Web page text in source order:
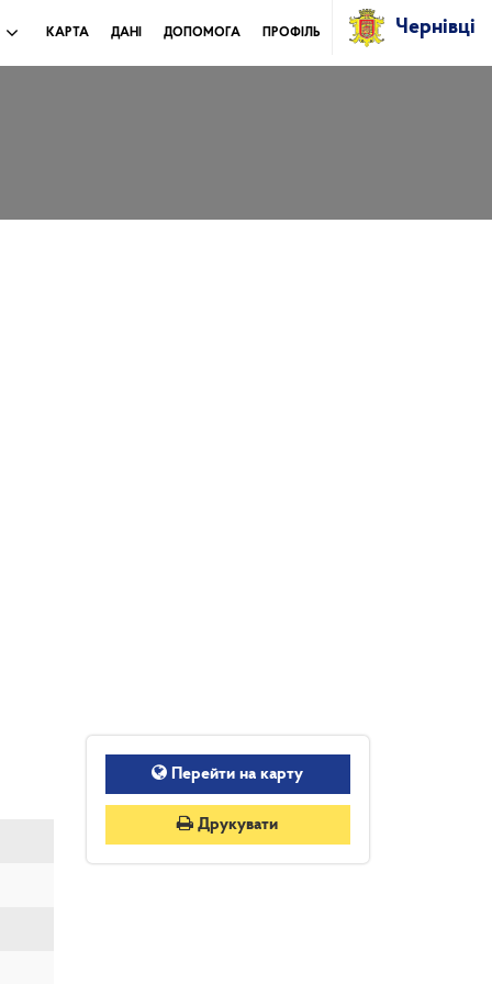
КАРТА ДАНІ ДОПОМОГА ПРОФІЛЬ Чернівці
Перейти на карту
Друкувати